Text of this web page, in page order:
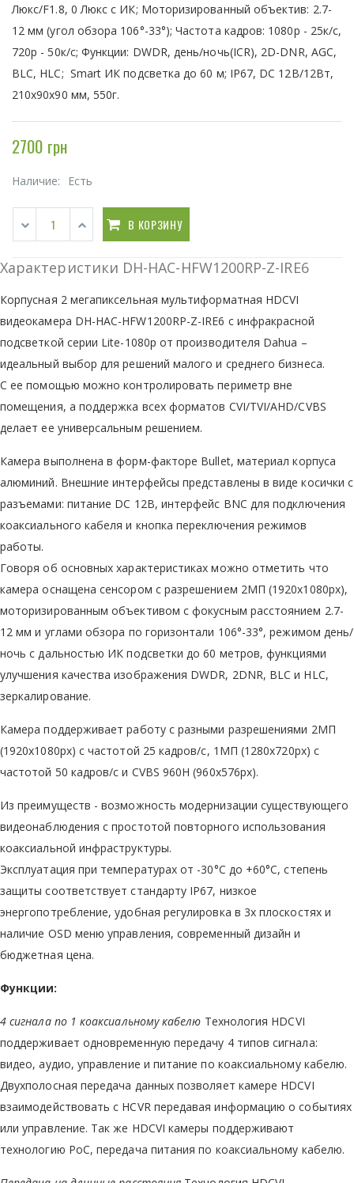
Люкс/F1.8, 0 Люкс с ИК; Моторизированный объектив: 2.7-
12 мм (угол обзора 106°-33°); Частота кадров: 1080p - 25к/с,
720p - 50к/с; Функции: DWDR, день/ночь(ICR), 2D-DNR, AGC,
BLC, HLC; Smart ИК подсветка до 60 м; IP67, DC 12В/12Вт,
210х90х90 мм, 550г.
2700 грн
Наличие: Есть
В КОРЗИНУ
Характеристики DH-HAC-HFW1200RP-Z-IRE6
Корпусная 2 мегапиксельная мультиформатная HDCVI
видеокамера DH-HAC-HFW1200RP-Z-IRE6 с инфракрасной
подсветкой серии Lite-1080p от производителя Dahua –
идеальный выбор для решений малого и среднего бизнеса.
С ее помощью можно контролировать периметр вне
помещения, а поддержка всех форматов CVI/TVI/AHD/CVBS
делает ее универсальным решением.
Камера выполнена в форм-факторе Bullet, материал корпуса
алюминий. Внешние интерфейсы представлены в виде косички с
разъемами: питание DC 12В, интерфейс BNC для подключения
коаксиального кабеля и кнопка переключения режимов
работы.
Говоря об основных характеристиках можно отметить что
камера оснащена сенсором с разрешением 2МП (1920х1080px),
моторизированным объективом с фокусным расстоянием 2.7-
12 мм и углами обзора по горизонтали 106°-33°, режимом день/
ночь с дальностью ИК подсветки до 60 метров, функциями
улучшения качества изображения DWDR, 2DNR, BLC и HLC,
зеркалирование.
Камера поддерживает работу с разными разрешениями 2МП
(1920х1080px) с частотой 25 кадров/с, 1МП (1280х720px) с
частотой 50 кадров/с и CVBS 960H (960x576px).
Из преимуществ - возможность модернизации существующего
видеонаблюдения с простотой повторного использования
коаксиальной инфраструктуры.
Эксплуатация при температурах от -30°C до +60°C, степень
защиты соответствует стандарту IP67, низкое
энергопотребление, удобная регулировка в 3х плоскостях и
наличие OSD меню управления, современный дизайн и
бюджетная цена.
Функции:
4 сигнала по 1 коаксиальному кабелю Технология HDCVI
поддерживает одновременную передачу 4 типов сигнала:
видео, аудио, управление и питание по коаксиальному кабелю.
Двухполосная передача данных позволяет камере HDCVI
взаимодействовать с HCVR передавая информацию о событиях
или управление. Так же HDCVI камеры поддерживают
технологию PoC, передача питания по коаксиальному кабелю.